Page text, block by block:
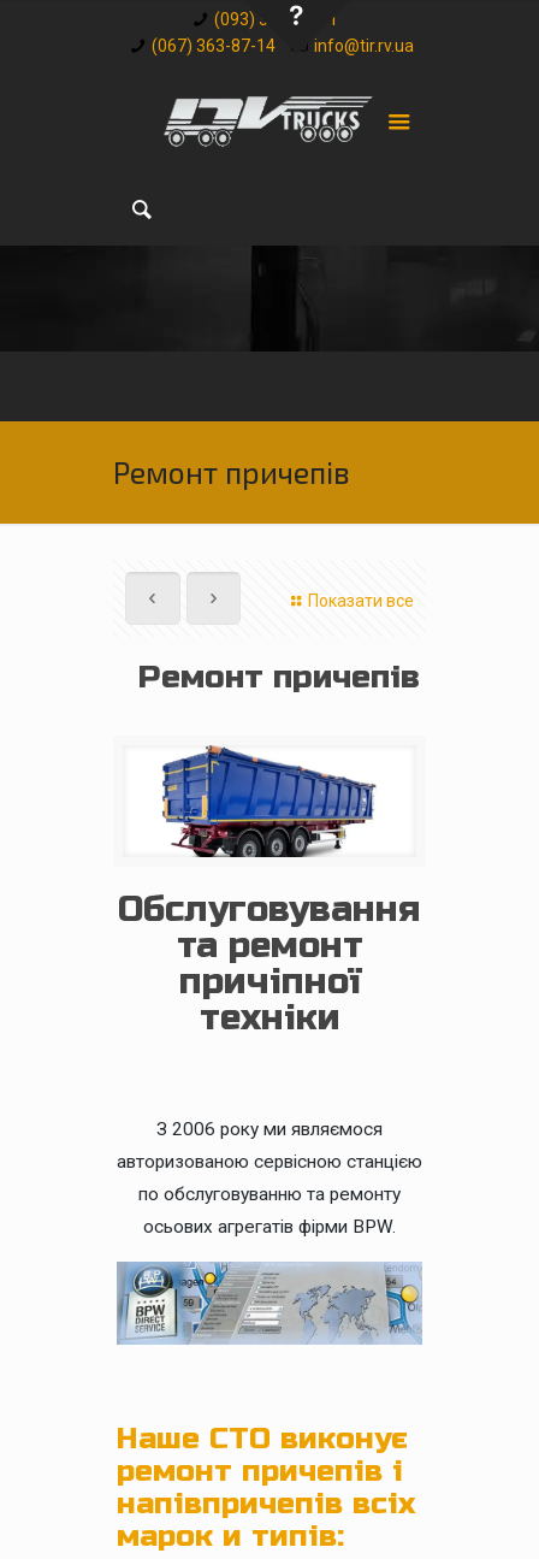
(093) 348-32-81
(067) 363-87-14
info@tir.rv.ua
Ремонт причепів
Показати все
Ремонт причепів
Обслуговування
та ремонт
причіпної
техніки
З 2006 року ми являємося
авторизованою сервісною станцією
по обслуговуванню та ремонту
осьових агрегатів фірми BPW.
Наше СТО виконує
ремонт причепів і
напівпричепів всіх
марок и типів: